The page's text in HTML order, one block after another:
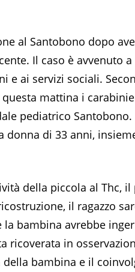
al Santobono dopo
Il caso è avvenuto
e ai servizi sociali.
mattina i
pediatrico
donna di 33 anni,
della piccola al Thc,
il ragazzo
bambina avrebbe
ricoverata in
della bambina e il